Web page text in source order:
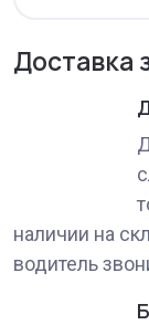
Доставка
наличии на
водитель